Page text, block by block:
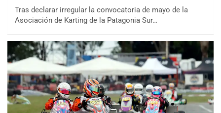
Tras declarar irregular la convocatoria de mayo de la
Asociación de Karting de la Patagonia Sur…